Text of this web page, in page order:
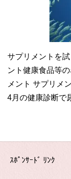
サプリメントを
ント健康食品等
メント サプリメ
4月の健康診断で
ｽﾎﾟﾝｻｰﾄﾞ ﾘﾝｸ